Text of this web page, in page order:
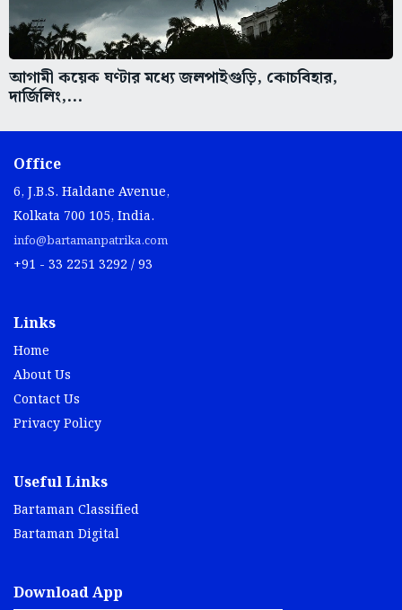
আগামী কয়েক ঘণ্টার মধ্যে জলপাইগুড়ি, কোচবিহার,
দার্জিলিং,...
Office
6, J.B.S. Haldane Avenue,
Kolkata 700 105, India.
info@bartamanpatrika.com
+91 - 33 2251 3292 / 93
Links
Home
About Us
Contact Us
Privacy Policy
Useful Links
Bartaman Classified
Bartaman Digital
Download App